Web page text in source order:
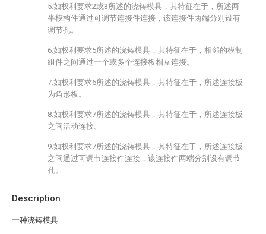
Description
一种浇铸模具
5.如权利要求2或3所述的浇铸模具，其特征在于，所述两
半模构件通过可调节连接件连接，该连接件两端分别设有
调节孔。
6.如权利要求5所述的浇铸模具，其特征在于，相邻的模制
组件之间通过一个或多个连接板相互连接。
7.如权利要求6所述的浇铸模具，其特征在于，所述连接板
为角形板。
8.如权利要求7所述的浇铸模具，其特征在于，所述连接板
之间活动连接。
9.如权利要求7所述的浇铸模具，其特征在于，所述连接板
之间通过可调节连接件连接，该连接件两端分别设有调节
孔。